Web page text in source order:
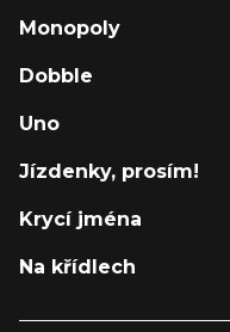
Monopoly
Dobble
Uno
Jízdenky, prosím!
Krycí jména
Na křídlech